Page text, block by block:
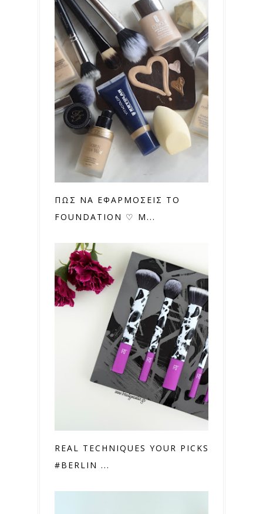
ΠΩΣ ΝΑ ΕΦΑΡΜΟΣΕΙΣ ΤΟ
FOUNDATION ♡ M...
REAL TECHNIQUES YOUR PICKS
#BERLIN ...